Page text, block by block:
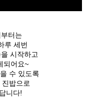
터는
루 세번
시작하고
되어요~
수 있도록
밥으로
니다!